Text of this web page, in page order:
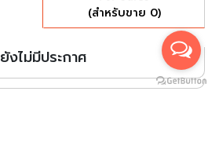
(สำหรับขาย 0)
ยังไม่มีประกาศ